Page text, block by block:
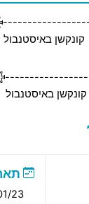
קונקשן באיסטנבול
קונקשן באיסטנבול
27/01/